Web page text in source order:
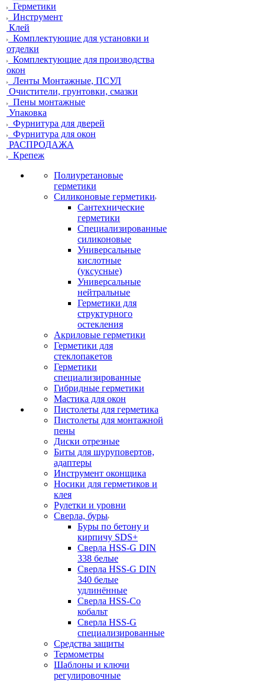
Герметики
Инструмент
Клей
Комплектующие для установки и
отделки
Комплектующие для производства
окон
Ленты Монтажные, ПСУЛ
Очистители, грунтовки, смазки
Пены монтажные
Упаковка
Фурнитура для дверей
Фурнитура для окон
РАСПРОДАЖА
Крепеж
Полиуретановые
герметики
Силиконовые герметики
Сантехнические
герметики
Специализированные
силиконовые
Универсальные
кислотные
(уксусные)
Универсальные
нейтральные
Герметики для
структурного
остекления
Акриловые герметики
Герметики для
стеклопакетов
Герметики
специализированные
Гибридные герметики
Мастика для окон
Пистолеты для герметика
Пистолеты для монтажной
пены
Диски отрезные
Биты для шуруповертов,
адаптеры
Инструмент оконщика
Носики для герметиков и
клея
Рулетки и уровни
Сверла, буры
Буры по бетону и
кирпичу SDS+
Сверла HSS-G DIN
338 белые
Сверла HSS-G DIN
340 белые
удлинённые
Сверла HSS-Co
кобальт
Сверла HSS-G
специализированные
Средства защиты
Термометры
Шаблоны и ключи
регулировочные